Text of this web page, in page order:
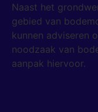
Naast het
gebied van
kunnen adviseren
noodzaak van
aanpak hiervoor.